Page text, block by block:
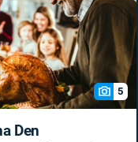
5
Den